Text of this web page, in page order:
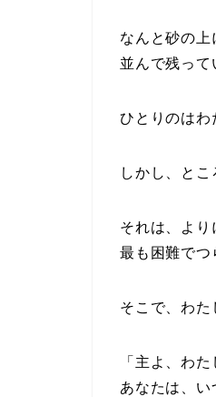
なんと砂の
並んで残っ
ひとりのはわ
しかし、と
それは、よ
最も困難でつ
そこで、わた
「主よ、わ
あなたは、